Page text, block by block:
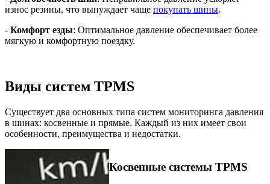
износ резины, что вынуждает чаще покупать шины.
- Комфорт езды: Оптимальное давление обеспечивает более
мягкую и комфортную поездку.
Виды систем TPMS
Существует два основных типа систем мониторинга давления
в шинах: косвенные и прямые. Каждый из них имеет свои
особенности, преимущества и недостатки.
Косвенные системы TPMS